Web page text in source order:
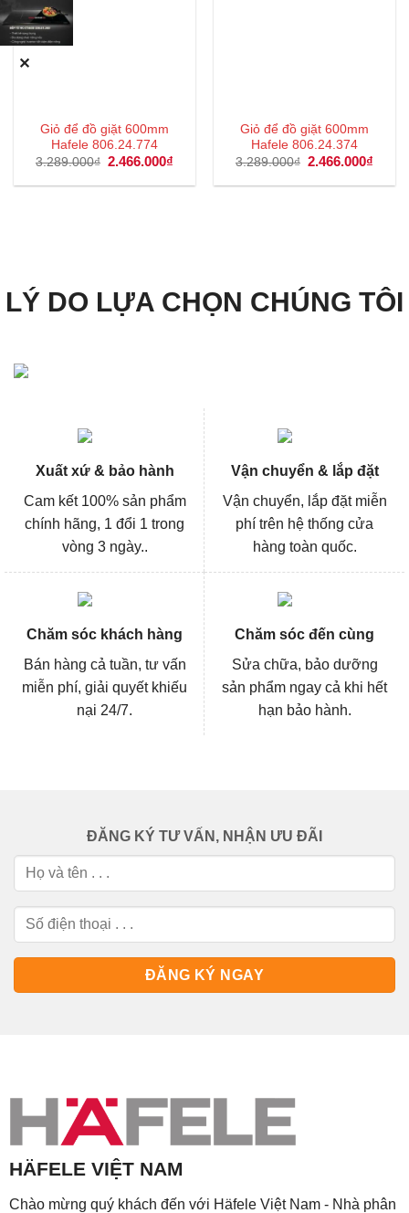
Giỏ để đồ giặt 600mm
Hafele 806.24.774
3.289.000₫ Giá
là:
2.466.000₫
tại
Giỏ để đồ giặt 600mm
Hafele 806.24.374
3.289.000₫ Giá
là:
2.466.000₫
tại
LÝ DO LỰA CHỌN CHÚNG TÔI
Xuất xứ & bảo hành
Cam kết 100% sản phẩm
chính hãng, 1 đổi 1 trong
vòng 3 ngày..
Vận chuyển & lắp đặt
Vận chuyển, lắp đặt miễn
phí trên hệ thống cửa
hàng toàn quốc.
Chăm sóc khách hàng
Bán hàng cả tuần, tư vấn
miễn phí, giải quyết khiếu
nại 24/7.
Chăm sóc đến cùng
Sửa chữa, bảo dưỡng
sản phẩm ngay cả khi hết
hạn bảo hành.
ĐĂNG KÝ TƯ VẤN, NHẬN ƯU ĐÃI
HÄFELE VIỆT NAM
Chào mừng quý khách đến với Häfele Việt Nam - Nhà phân
✕